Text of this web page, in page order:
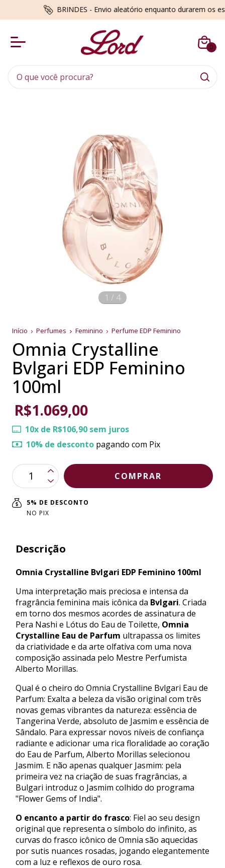
BRINDES - Envio aleatório enquanto durarem os estoques
0
1 / 4
Início Perfumes Feminino Perfume EDP Feminino
Omnia Crystalline
Bvlgari EDP Feminino
100ml
R$1.069,00
10x de R$106,90 sem juros
10% de desconto pagando com Pix
5% DE DESCONTO
NO PIX
Descrição
Omnia Crystalline Bvlgari EDP Feminino 100ml
Uma interpretação mais preciosa e intensa da
fragrância feminina mais icônica da Bvlgari. Criada
em torno dos mesmos acordes de assinatura de
Pera Nashi e Lótus do Eau de Toilette, Omnia
Crystalline Eau de Parfum ultrapassa os limites
da criatividade e da arte olfativa com uma nova
composição assinada pelo Mestre Perfumista
Alberto Morillas.
Qual é o cheiro do Omnia Crystalline Bvlgari Eau de
Parfum: Exalta a beleza da visão original com três
novas gemas vibrantes da natureza: essência de
Tangerina Verde, absoluto de Jasmim e essência de
Sândalo. Para expressar novos níveis de confiança
radiante e adicionar uma rica floralidade ao coração
do Eau de Parfum, Alberto Morillas selecionou
Jasmim. E não apenas qualquer Jasmim: pela
primeira vez na criação de suas fragrâncias, a
Bulgari introduz o Jasmim colhido do programa
"Flower Gems of India".
O encanto a partir do frasco: Fiel ao seu design
original que representa o símbolo do infinito, as
curvas do frasco icônico de Omnia são aquecidas
por sutis nuances rosadas, jogando elegantemente
com a luz e reflexos de ouro rosa.